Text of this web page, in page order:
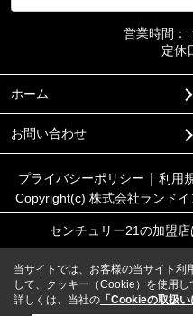
営業時間：
定休
ホーム
お問い合わせ
プライバシーポリシー 利用
Copyright(c) 株式会社ランド
センチュリー21の加盟店
当サイトでは、お客様の当サイト利
して、クッキー（Cookie）を使用し
詳しくは、当社の 「Cookieの取扱い